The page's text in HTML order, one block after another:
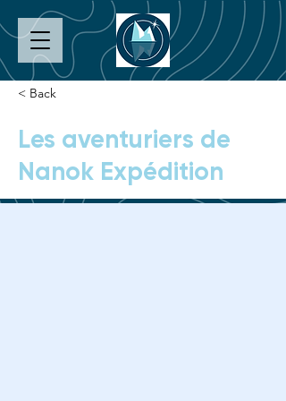
< Back
Les aventuriers de
Nanok Expédition